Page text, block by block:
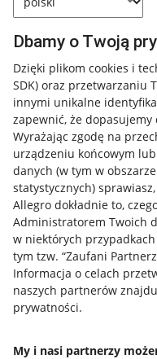
Dbamy o Twoją
Dzięki plikom cookies i
SDK) oraz przetwarzaniu
innymi unikalne
zapewnić, że
Wyrażając zgodę na
urządzeniu końcowym
danych (w tym w
statystycznych)
Allegro dokładnie to,
Administratorem Twoich
w niektórych
tym tzw. “Zaufani
Informacja o celach
naszych partnerów
prywatności.
My i nasi partnerzy
Przydatne informacje
Jak to działa